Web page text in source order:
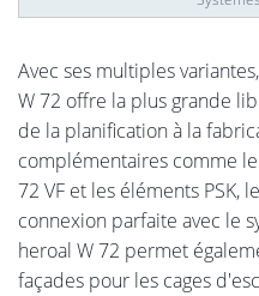
Avec ses multiples
W 72 offre la plus grande
de la planification à la
complémentaires comme
72 VF et les éléments PSK,
connexion parfaite avec le
heroal W 72 permet
façades pour les cages